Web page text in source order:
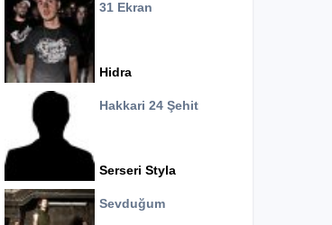
31 Ekran
Hidra
Hakkari 24 Şehit
Serseri Styla
Sevduğum